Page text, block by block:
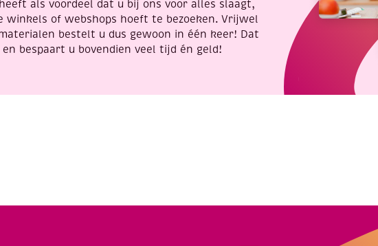
als voordeel dat u bij ons voor alles slaagt,
winkels of webshops hoeft te bezoeken. Vrijwel
bestelt u dus gewoon in één keer! Dat
bespaart u bovendien veel tijd én geld!